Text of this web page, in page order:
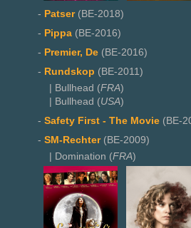
- Patser(BE-2018)
- Pippa (BE-2016)
- Premier, De (BE-2016)
- Rundskop (BE-2011)
| Bullhead (FRA)
| Bullhead (USA)
- Safety First - The Movie (BE-
- SM-Rechter(BE-2009)
| Domination (FRA)